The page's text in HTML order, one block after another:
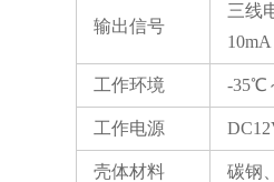
输出信号
三线
10mA
工作环境 -35℃
工作电源
壳体材料 碳钢